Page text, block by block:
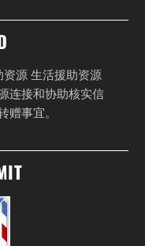
源 生活援助资源
连接和协助核实信
赠事宜。